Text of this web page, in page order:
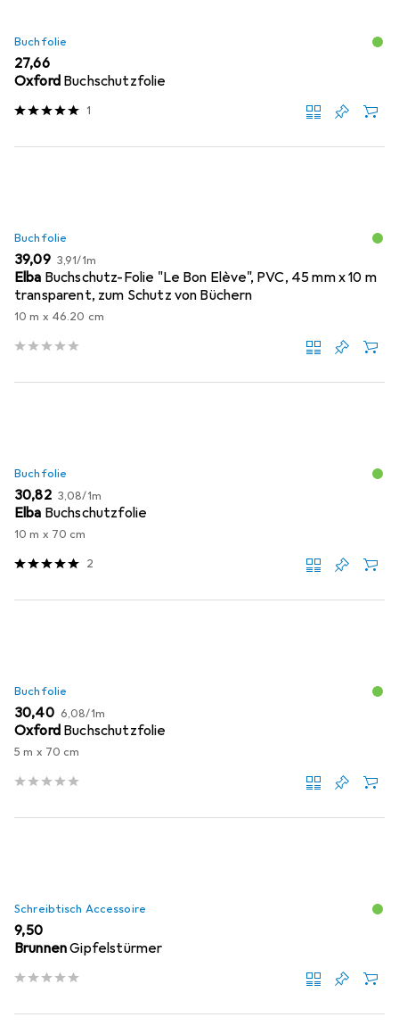
Buchfolie
EUR
27,66
Oxford Buchschutzfolie
1
Buchfolie
EUR
39,09 EUR
3,91/1m
Elba Buchschutz-Folie "Le Bon Elève", PVC, 45 mm x 10 m
transparent, zum Schutz von Büchern
10 m x 46.20 cm
Buchfolie
EUR
30,82 EUR
3,08/1m
Elba Buchschutzfolie
10 m x 70 cm
2
Buchfolie
EUR
30,40 EUR
6,08/1m
Oxford Buchschutzfolie
5 m x 70 cm
Schreibtisch Accessoire
EUR
9,50
BrunnenGipfelstürmer